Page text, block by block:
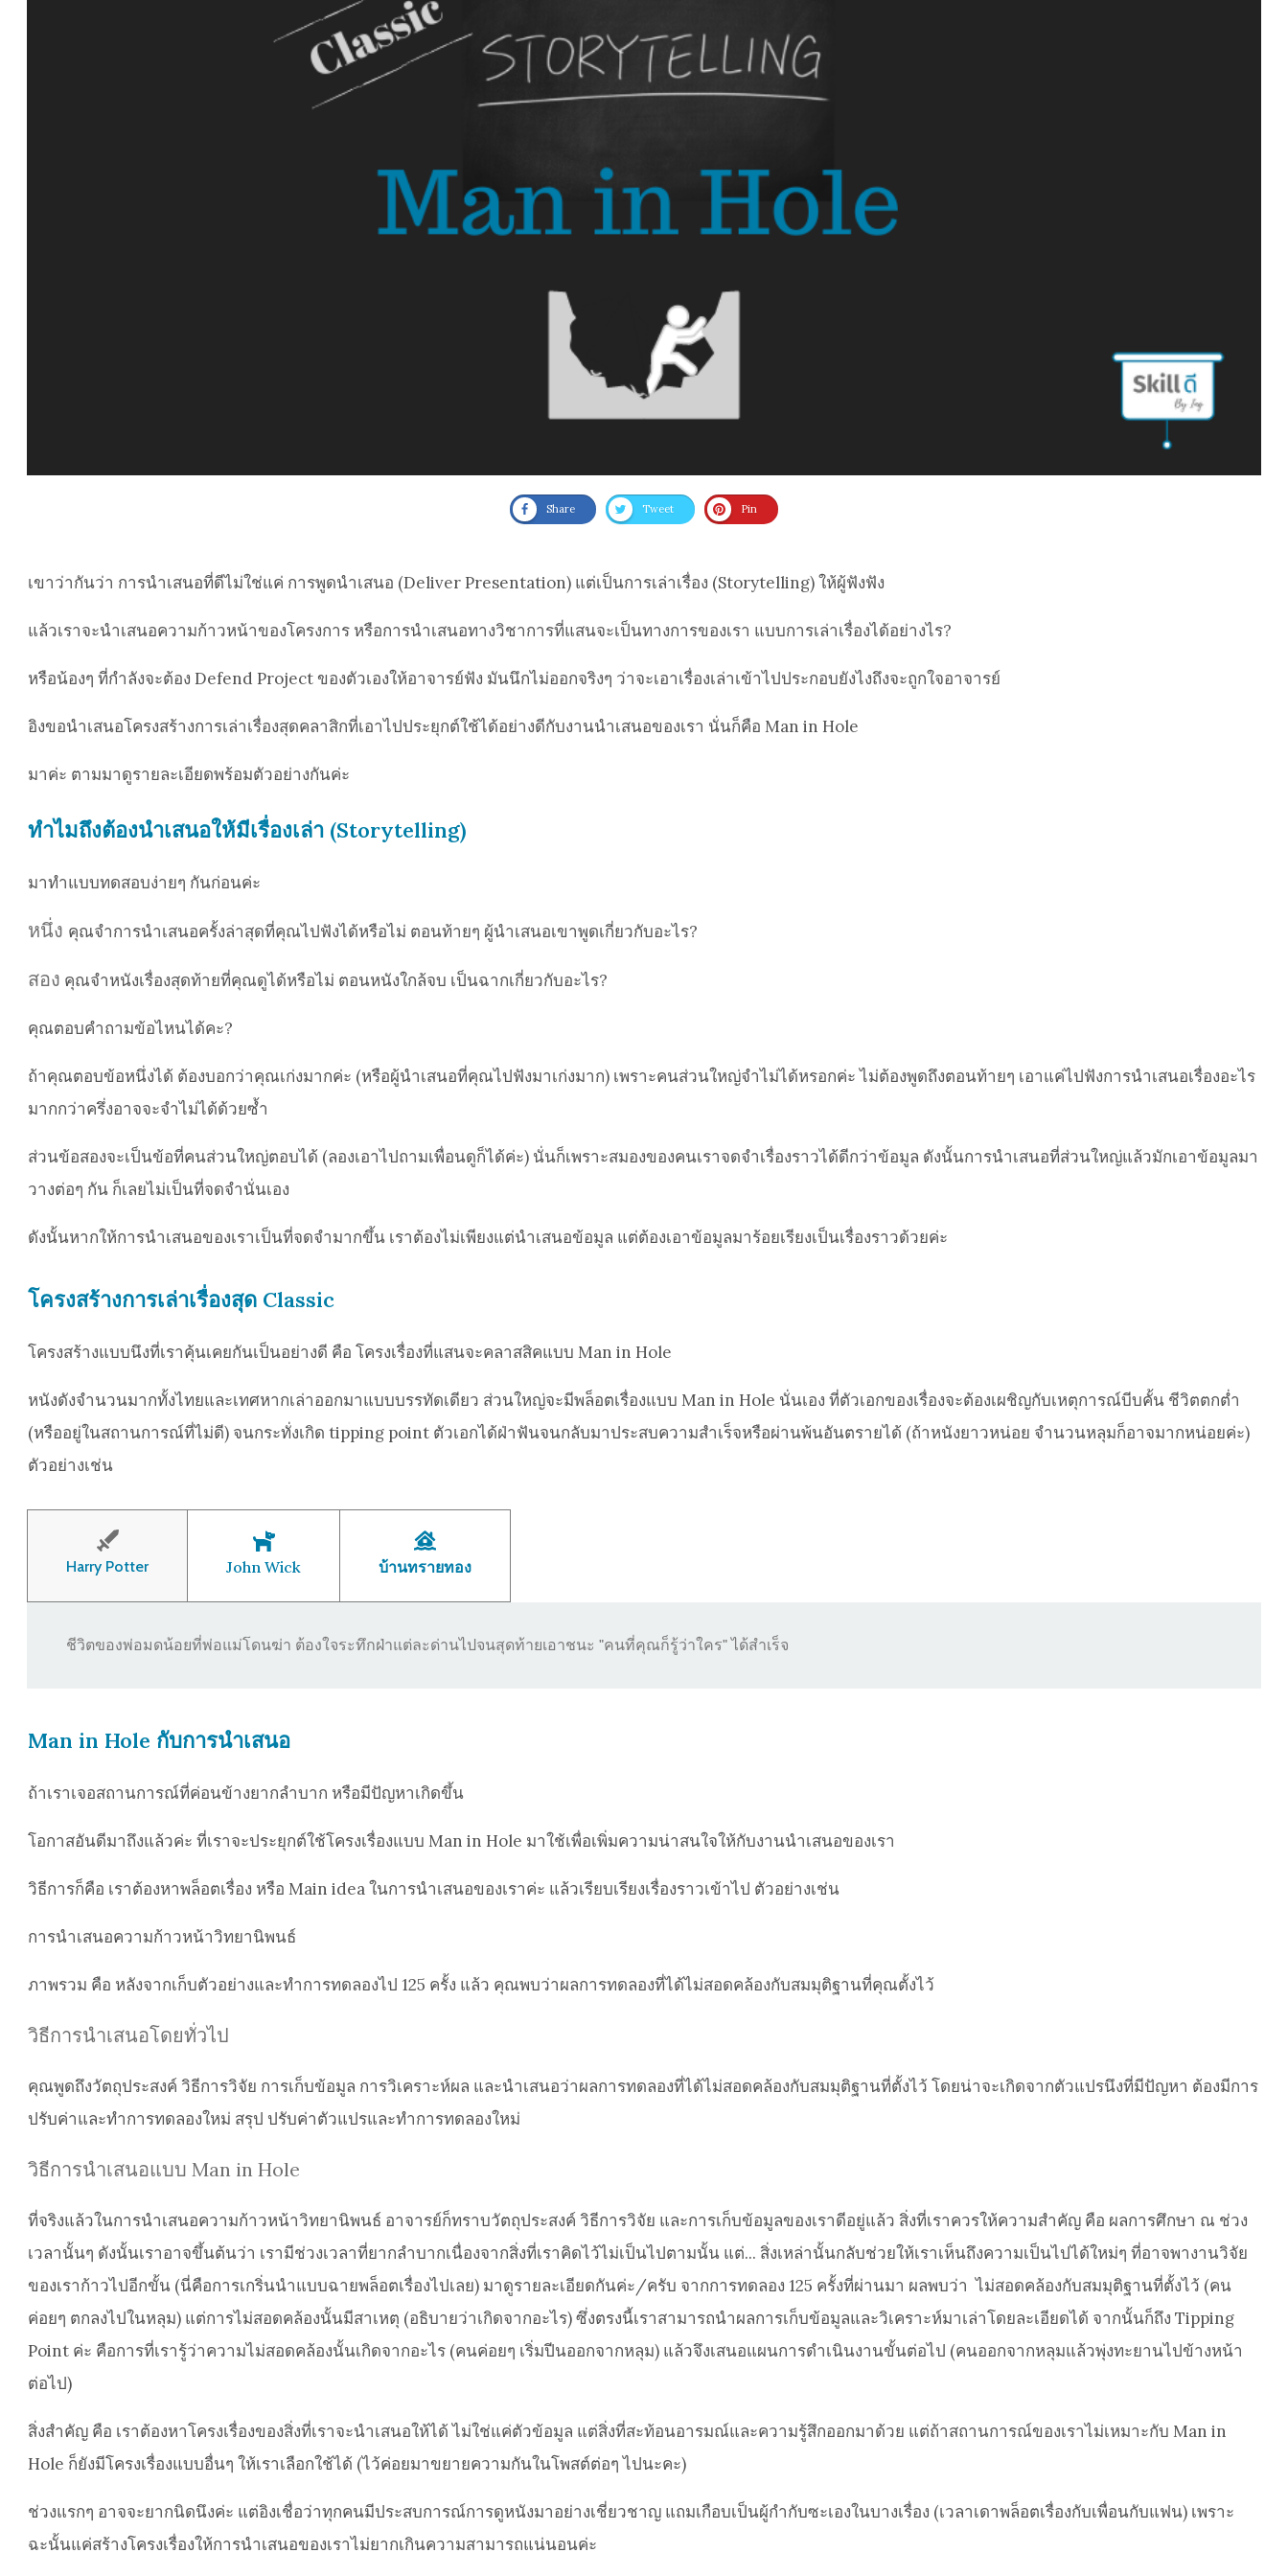
Share Tweet Pin
เขาว่ากันว่า การนำเสนอที่ดีไม่ใช่แค่ การพูดนำเสนอ (Deliver Presentation) แต่เป็นการเล่าเรื่อง (Storytelling) ให้ผู้ฟังฟัง
แล้วเราจะนำเสนอความก้าวหน้าของโครงการ หรือการนำเสนอทางวิชาการที่แสนจะเป็นทางการของเรา แบบการเล่าเรื่องได้อย่างไร?
หรือน้องๆ ที่กำลังจะต้อง Defend Project ของตัวเองให้อาจารย์ฟัง มันนึกไม่ออกจริงๆ ว่าจะเอาเรื่องเล่าเข้าไปประกอบยังไงถึงจะถูกใจอาจารย์
อิงขอนำเสนอโครงสร้างการเล่าเรื่องสุดคลาสิกที่เอาไปประยุกต์ใช้ได้อย่างดีกับงานนำเสนอของเรา นั่นก็คือ Man in Hole
มาค่ะ ตามมาดูรายละเอียดพร้อมตัวอย่างกันค่ะ
ทำไมถึงต้องนำเสนอให้มีเรื่องเล่า (Storytelling)
มาทำแบบทดสอบง่ายๆ กันก่อนค่ะ
หนึ่ง คุณจำการนำเสนอครั้งล่าสุดที่คุณไปฟังได้หรือไม่ ตอนท้ายๆ ผู้นำเสนอเขาพูดเกี่ยวกับอะไร?
สอง คุณจำหนังเรื่องสุดท้ายที่คุณดูได้หรือไม่ ตอนหนังใกล้จบ เป็นฉากเกี่ยวกับอะไร?
คุณตอบคำถามข้อไหนได้คะ?
ถ้าคุณตอบข้อหนึ่งได้ ต้องบอกว่าคุณเก่งมากค่ะ (หรือผู้นำเสนอที่คุณไปฟังมาเก่งมาก) เพราะคนส่วนใหญ่จำไม่ได้หรอกค่ะ ไม่ต้องพูดถึงตอนท้ายๆ เอาแค่ไปฟังการนำเสนอเรื่องอะไร
มากกว่าครึ่งอาจจะจำไม่ได้ด้วยซ้ำ
ส่วนข้อสองจะเป็นข้อที่คนส่วนใหญ่ตอบได้ (ลองเอาไปถามเพื่อนดูก็ได้ค่ะ) นั่นก็เพราะสมองของคนเราจดจำเรื่องราวได้ดีกว่าข้อมูล ดังนั้นการนำเสนอที่ส่วนใหญ่แล้วมักเอาข้อมูลมา
วางต่อๆ กัน ก็เลยไม่เป็นที่จดจำนั่นเอง
ดังนั้นหากให้การนำเสนอของเราเป็นที่จดจำมากขึ้น เราต้องไม่เพียงแต่นำเสนอข้อมูล แต่ต้องเอาข้อมูลมาร้อยเรียงเป็นเรื่องราวด้วยค่ะ
โครงสร้างการเล่าเรื่องสุด Classic
โครงสร้างแบบนึงที่เราคุ้นเคยกันเป็นอย่างดี คือ โครงเรื่องที่แสนจะคลาสสิคแบบ Man in Hole
หนังดังจำนวนมากทั้งไทยและเทศหากเล่าออกมาแบบบรรทัดเดียว ส่วนใหญ่จะมีพล็อตเรื่องแบบ Man in Hole นั่นเอง ที่ตัวเอกของเรื่องจะต้องเผชิญกับเหตุการณ์บีบคั้น ชีวิตตกต่ำ
(หรืออยู่ในสถานการณ์ที่ไม่ดี) จนกระทั่งเกิด tipping point ตัวเอกได้ฝ่าฟันจนกลับมาประสบความสำเร็จหรือผ่านพ้นอันตรายได้ (ถ้าหนังยาวหน่อย จำนวนหลุมก็อาจมากหน่อยค่ะ)
ตัวอย่างเช่น
Harry Potter John Wick บ้านทรายทอง
ชีวิตของพ่อมดน้อยที่พ่อแม่โดนฆ่า ต้องใจระทึกฝ่าแต่ละด่านไปจนสุดท้ายเอาชนะ "คนที่คุณก็รู้ว่าใคร" ได้สำเร็จ
Man in Hole กับการนำเสนอ
ถ้าเราเจอสถานการณ์ที่ค่อนข้างยากลำบาก หรือมีปัญหาเกิดขึ้น
โอกาสอันดีมาถึงแล้วค่ะ ที่เราจะประยุกต์ใช้โครงเรื่องแบบ Man in Hole มาใช้เพื่อเพิ่มความน่าสนใจให้กับงานนำเสนอของเรา
วิธีการก็คือ เราต้องหาพล็อตเรื่อง หรือ Main idea ในการนำเสนอของเราค่ะ แล้วเรียบเรียงเรื่องราวเข้าไป ตัวอย่างเช่น
การนำเสนอความก้าวหน้าวิทยานิพนธ์
ภาพรวม คือ หลังจากเก็บตัวอย่างและทำการทดลองไป 125 ครั้ง แล้ว คุณพบว่าผลการทดลองที่ได้ไม่สอดคล้องกับสมมุติฐานที่คุณตั้งไว้
วิธีการนำเสนอโดยทั่วไป
คุณพูดถึงวัตถุประสงค์ วิธีการวิจัย การเก็บข้อมูล การวิเคราะห์ผล และนำเสนอว่าผลการทดลองที่ได้ไม่สอดคล้องกับสมมุติฐานที่ตั้งไว้ โดยน่าจะเกิดจากตัวแปรนึงที่มีปัญหา ต้องมีการ
ปรับค่าและทำการทดลองใหม่ สรุป ปรับค่าตัวแปรและทำการทดลองใหม่
วิธีการนำเสนอแบบ Man in Hole
ที่จริงแล้วในการนำเสนอความก้าวหน้าวิทยานิพนธ์ อาจารย์ก็ทราบวัตถุประสงค์ วิธีการวิจัย และการเก็บข้อมูลของเราดีอยู่แล้ว สิ่งที่เราควรให้ความสำคัญ คือ ผลการศึกษา ณ ช่วง
เวลานั้นๆ ดังนั้นเราอาจขึ้นต้นว่า เรามีช่วงเวลาที่ยากลำบากเนื่องจากสิ่งที่เราคิดไว้ไม่เป็นไปตามนั้น แต่... สิ่งเหล่านั้นกลับช่วยให้เราเห็นถึงความเป็นไปได้ใหม่ๆ ที่อาจพางานวิจัย
ของเราก้าวไปอีกขั้น (นี่คือการเกริ่นนำแบบฉายพล็อตเรื่องไปเลย) มาดูรายละเอียดกันค่ะ/ครับ จากการทดลอง 125 ครั้งที่ผ่านมา ผลพบว่า ไม่สอดคล้องกับสมมุติฐานที่ตั้งไว้ (คน
ค่อยๆ ตกลงไปในหลุม) แต่การไม่สอดคล้องนั้นมีสาเหตุ (อธิบายว่าเกิดจากอะไร) ซึ่งตรงนี้เราสามารถนำผลการเก็บข้อมูลและวิเคราะห์มาเล่าโดยละเอียดได้ จากนั้นก็ถึง Tipping
Point ค่ะ คือการที่เรารู้ว่าความไม่สอดคล้องนั้นเกิดจากอะไร (คนค่อยๆ เริ่มปีนออกจากหลุม) แล้วจึงเสนอแผนการดำเนินงานขั้นต่อไป (คนออกจากหลุมแล้วพุ่งทะยานไปข้างหน้า
ต่อไป)
สิ่งสำคัญ คือ เราต้องหาโครงเรื่องของสิ่งที่เราจะนำเสนอให้ได้ ไม่ใช่แค่ตัวข้อมูล แต่สิ่งที่สะท้อนอารมณ์และความรู้สึกออกมาด้วย แต่ถ้าสถานการณ์ของเราไม่เหมาะกับ Man in
Hole ก็ยังมีโครงเรื่องแบบอื่นๆ ให้เราเลือกใช้ได้ (ไว้ค่อยมาขยายความกันในโพสต์ต่อๆ ไปนะคะ)
ช่วงแรกๆ อาจจะยากนิดนึงค่ะ แต่อิงเชื่อว่าทุกคนมีประสบการณ์การดูหนังมาอย่างเชี่ยวชาญ แถมเกือบเป็นผู้กำกับซะเองในบางเรื่อง (เวลาเดาพล็อตเรื่องกับเพื่อนกับแฟน) เพราะ
ฉะนั้นแค่สร้างโครงเรื่องให้การนำเสนอของเราไม่ยากเกินความสามารถแน่นอนค่ะ